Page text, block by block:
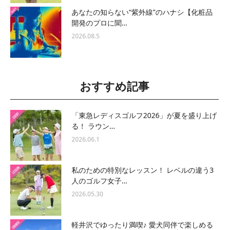
あなたの知らない“紫外線”のハナシ【化粧品
開発のプロに聞…
2026.08.5
おすすめ記事
「東急レディスゴルフ2026」が夏を盛り上げ
る！ ラウン…
2026.06.1
私のための特別なレッスン！ レベルの違う3
人のゴルフ女子…
2026.05.30
軽井沢でゆったり満喫♪ 愛犬同伴で楽しめる